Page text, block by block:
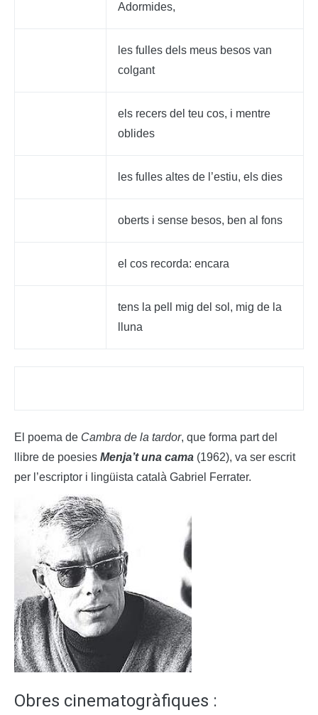
Adormides,
les fulles dels meus besos van
colgant
els recers del teu cos, i mentre
oblides
les fulles altes de l’estiu, els dies
oberts i sense besos, ben al fons
el cos recorda: encara
tens la pell mig del sol, mig de la
lluna
El poema de Cambra de la tardor, que forma part del
llibre de poesies Menja’t una cama (1962), va ser escrit
per l’escriptor i lingüista català Gabriel Ferrater.
Obres cinematogràfiques :